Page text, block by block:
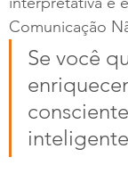
Comunicação
Se você